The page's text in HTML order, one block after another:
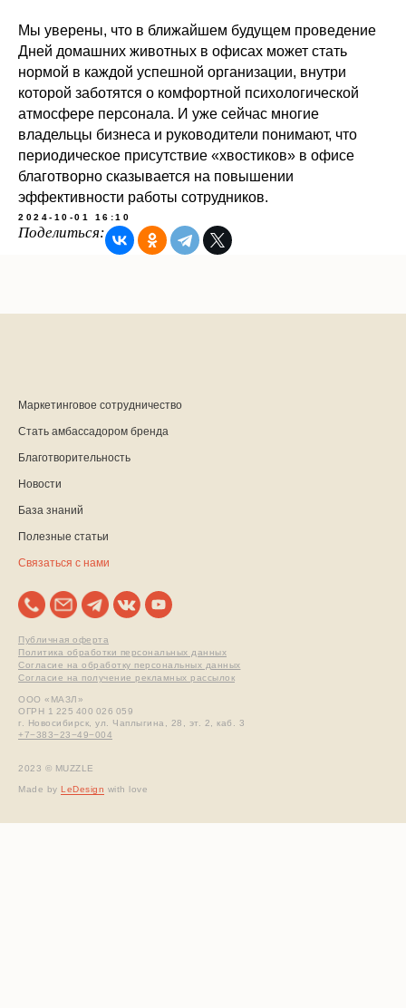
Мы уверены, что в ближайшем будущем проведение
Дней домашних животных в офисах может стать
нормой в каждой успешной организации, внутри
которой заботятся о комфортной психологической
атмосфере персонала. И уже сейчас многие
владельцы бизнеса и руководители понимают, что
периодическое присутствие «хвостиков» в офисе
благотворно сказывается на повышении
эффективности работы сотрудников.
2024-10-01 16:10
Поделиться:
Маркетинговое сотрудничество
Новости
Стать амбассадором бренда
База знаний
Благотворительность
Связаться с нами
Полезные статьи
Политика обработки персональных данных
Публичная оферта
Согласие на получение рекламных рассылок
Согласие на обработку персональных данных
Made by LeDesign with love
ООО «МАЗЛ»
ОГРН 1 225 400 026 059
г. Новосибирск, ул. Чаплыгина, 28, эт. 2, каб. 3
+7−383−23−49−004
2023 © MUZZLE